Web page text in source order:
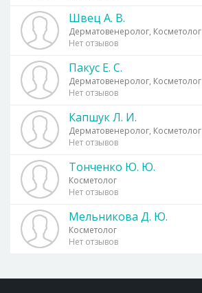
Швец А. В.
Дерматовенеролог, Косметолог
Нет отзывов
Пакус Е. С.
Дерматовенеролог, Косметолог
Нет отзывов
Капшук Л. И.
Дерматовенеролог, Косметолог
Нет отзывов
Тонченко Ю. Ю.
Косметолог
Нет отзывов
Мельникова Д. Ю.
Косметолог
Нет отзывов